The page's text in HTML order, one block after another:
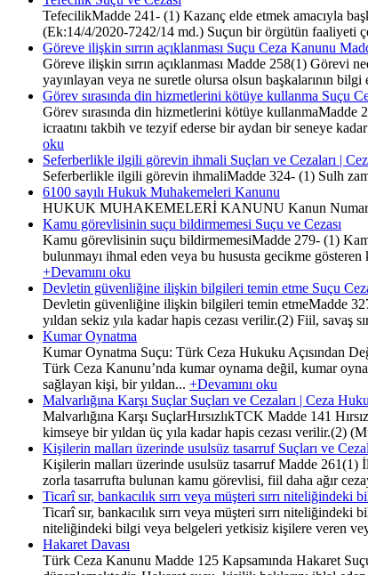
TefecilikMadde 241- (1) Kazanç elde etmek amacıyla
(Ek:14/4/2020-7242/14 md.) Suçun bir örgütün faaliyeti
Göreve ilişkin sırrın açıklanması Suçu Ceza Kanunu
Göreve ilişkin sırrın açıklanması Madde 258(1) Görevi
yayınlayan veya ne suretle olursa olsun başkalarının
Görev sırasında din hizmetlerini kötüye kullanma Suçu
Görev sırasında din hizmetlerini kötüye kullanmaMadde
icraatını takbih ve tezyif ederse bir aydan bir seneye
oku
Seferberlikle ilgili görevin ihmali Suçları ve Cezaları |
Seferberlikle ilgili görevin ihmaliMadde 324- (1) Sulh
6100 sayılı Hukuk Muhakemeleri Kanunu
HUKUK MUHAKEMELERİ KANUNU Kanun
Kamu görevlisinin suçu bildirmemesi Suçu ve Cezası
Kamu görevlisinin suçu bildirmemesiMadde 279- (1)
bulunmayı ihmal eden veya bu hususta gecikme
+Devamını oku
Devletin güvenliğine ilişkin bilgileri temin etme Suçu
Devletin güvenliğine ilişkin bilgileri temin etmeMadde
yıldan sekiz yıla kadar hapis cezası verilir.(2) Fiil, savaş
Kumar Oynatma
Kumar Oynatma Suçu: Türk Ceza Hukuku Açısından
Türk Ceza Kanunu’nda kumar oynama değil, kumar
sağlayan kişi, bir yıldan... +Devamını oku
Malvarlığına Karşı Suçlar Suçları ve Cezaları | Ceza
Malvarlığına Karşı SuçlarHırsızlıkTCK Madde 141
kimseye bir yıldan üç yıla kadar hapis cezası verilir.(2)
Kişilerin malları üzerinde usulsüz tasarruf Suçları ve
Kişilerin malları üzerinde usulsüz tasarruf Madde 261(1)
zorla tasarrufta bulunan kamu görevlisi, fiil daha ağır
Ticarî sır, bankacılık sırrı veya müşteri sırrı
Ticarî sır, bankacılık sırrı veya müşteri sırrı niteliğindeki
niteliğindeki bilgi veya belgeleri yetkisiz kişilere veren
Hakaret Davası
Türk Ceza Kanunu Madde 125 Kapsamında Hakaret